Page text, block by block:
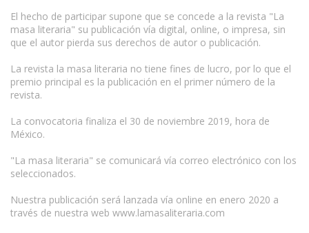
El hecho de participar supone que se concede a la revista "La
masa literaria" su publicación vía digital, online, o impresa, sin
que el autor pierda sus derechos de autor o publicación.
La revista la masa literaria no tiene fines de lucro, por lo que el
premio principal es la publicación en el primer número de la
revista.
La convocatoria finaliza el 30 de noviembre 2019, hora de
México.
"La masa literaria" se comunicará vía correo electrónico con los
seleccionados.
Nuestra publicación será lanzada vía online en enero 2020 a
través de nuestra web www.lamasaliteraria.com